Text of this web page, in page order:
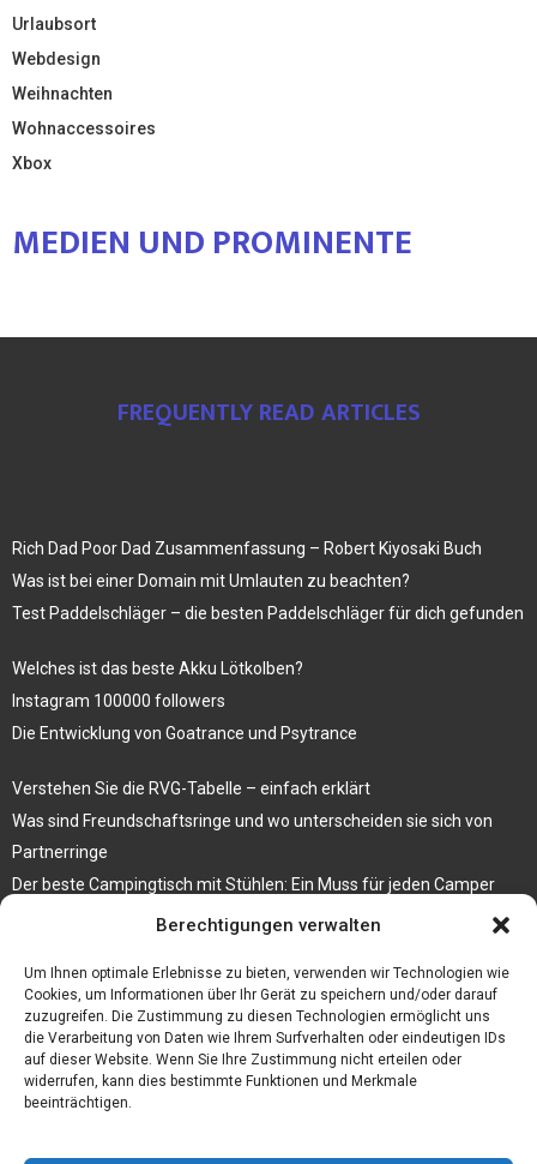
Berechtigungen verwalten
Um Ihnen optimale Erlebnisse zu bieten, verwenden wir Technologien wie
Cookies, um Informationen über Ihr Gerät zu speichern und/oder darauf
zuzugreifen. Die Zustimmung zu diesen Technologien ermöglicht uns
die Verarbeitung von Daten wie Ihrem Surfverhalten oder eindeutigen IDs
auf dieser Website. Wenn Sie Ihre Zustimmung nicht erteilen oder
widerrufen, kann dies bestimmte Funktionen und Merkmale
beeinträchtigen.
Urlaubsort
Webdesign
Weihnachten
Wohnaccessoires
Xbox
MEDIEN UND PROMINENTE
FREQUENTLY READ ARTICLES
Rich Dad Poor Dad Zusammenfassung – Robert Kiyosaki Buch
Was ist bei einer Domain mit Umlauten zu beachten?
Test Paddelschläger – die besten Paddelschläger für dich gefunden
Welches ist das beste Akku Lötkolben?
Instagram 100000 followers
Die Entwicklung von Goatrance und Psytrance
Verstehen Sie die RVG-Tabelle – einfach erklärt
Was sind Freundschaftsringe und wo unterscheiden sie sich von
Partnerringe
Der beste Campingtisch mit Stühlen: Ein Muss für jeden Camper
Die Küche als Platz der Gemeinschaft
Elektrokamin Bestseller – die besten Stücke für Ihr Zuhause